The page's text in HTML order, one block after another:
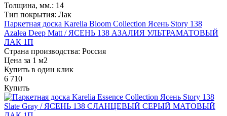
Толщина, мм.: 14
Тип покрытия: Лак
Паркетная доска Karelia Bloom Collection Ясень Story 138
Azalea Deep Matt / ЯСЕНЬ 138 АЗАЛИЯ УЛЬТРАМАТОВЫЙ
ЛАК 1П
Страна производства: Россия
Цена за 1 м2
Купить в один клик
6 710
Купить